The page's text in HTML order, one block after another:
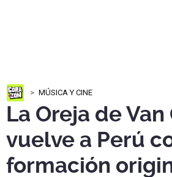
MÚSICA Y CINE
La Oreja de Van
vuelve a Perú
formación